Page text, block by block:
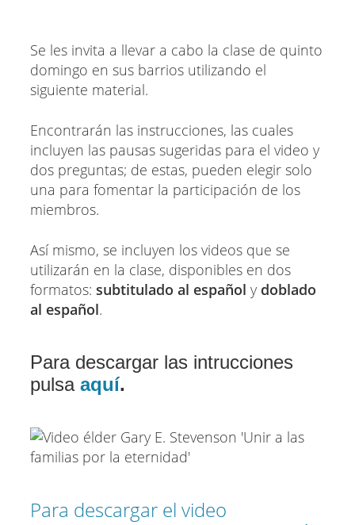
Se les invita a llevar a cabo la clase de quinto
domingo en sus barrios utilizando el
siguiente material.
Encontrarán las instrucciones, las cuales
incluyen las pausas sugeridas para el video y
dos preguntas; de estas, pueden elegir solo
una para fomentar la participación de los
miembros.
Así mismo, se incluyen los videos que se
utilizarán en la clase, disponibles en dos
formatos: subtitulado al español y doblado
al español.
Para descargar las intrucciones
pulsa aquí.
Para descargar el video